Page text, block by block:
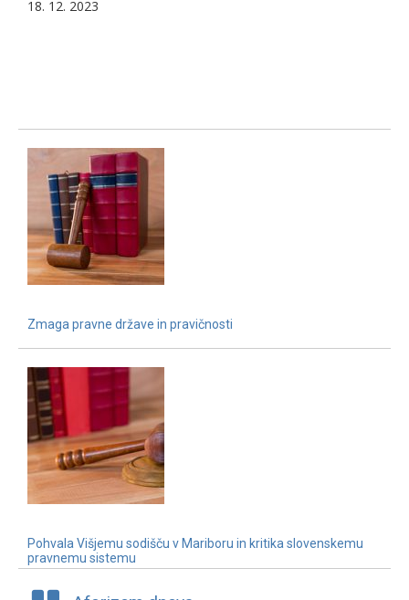
18. 12. 2023
Zmaga pravne države in pravičnosti
Pohvala Višjemu sodišču v Mariboru in kritika slovenskemu
pravnemu sistemu
3. 7. 2019